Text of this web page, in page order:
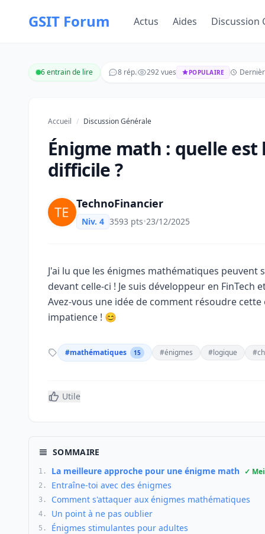
GSIT Forum Actus Aides Discussion
6 entrain de lire 8 rép. 292 vues POPULAIRE
Accueil / Discussion Générale
Énigme math : quelle
difficile ?
TechnoFinancier
Niv. 4 3593 pts•23/12/2025
J'ai lu que les énigmes mathématiques
devant celle-ci ! Je suis développeur en
Avez-vous une idée de comment résoudre
impatience ! 😊
#mathématiques 15 #énigmes #logique
Utile
SOMMAIRE
1. La meilleure approche pour une énigme math ✓
2. Entraîne-toi avec des énigmes
3. Comment s'attaquer aux énigmes mathématiques
4. Un point à ne pas oublier
5. Énigmes stimulantes pour adultes